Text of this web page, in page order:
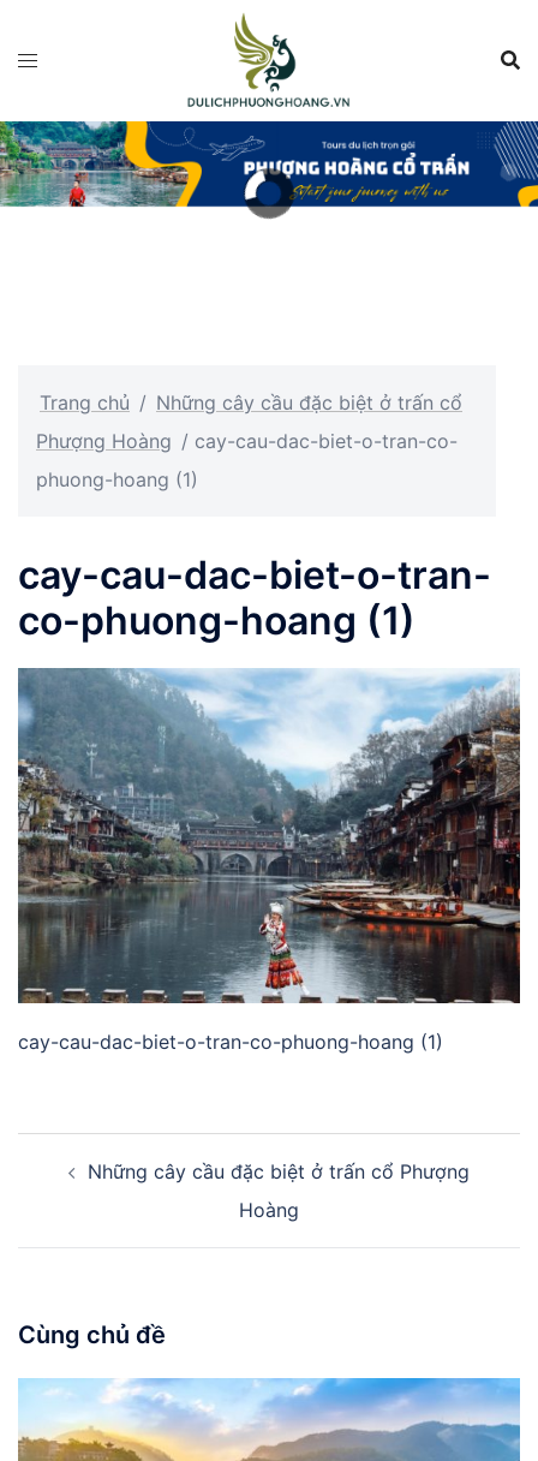
đến
dung
Trang chủ / Những cây cầu đặc biệt ở trấn cổ
Phượng Hoàng / cay-cau-dac-biet-o-tran-co-
phuong-hoang (1)
cay-cau-dac-biet-o-tran-
co-phuong-hoang (1)
cay-cau-dac-biet-o-tran-co-phuong-hoang (1)
hướng
viết
Những cây cầu đặc biệt ở trấn cổ Phượng
Hoàng
Cùng chủ đề